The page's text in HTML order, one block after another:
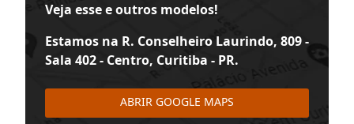
Veja esse e outros modelos!
Estamos na R. Conselheiro Laurindo, 809 -
Sala 402 - Centro, Curitiba - PR.
ABRIR GOOGLE MAPS